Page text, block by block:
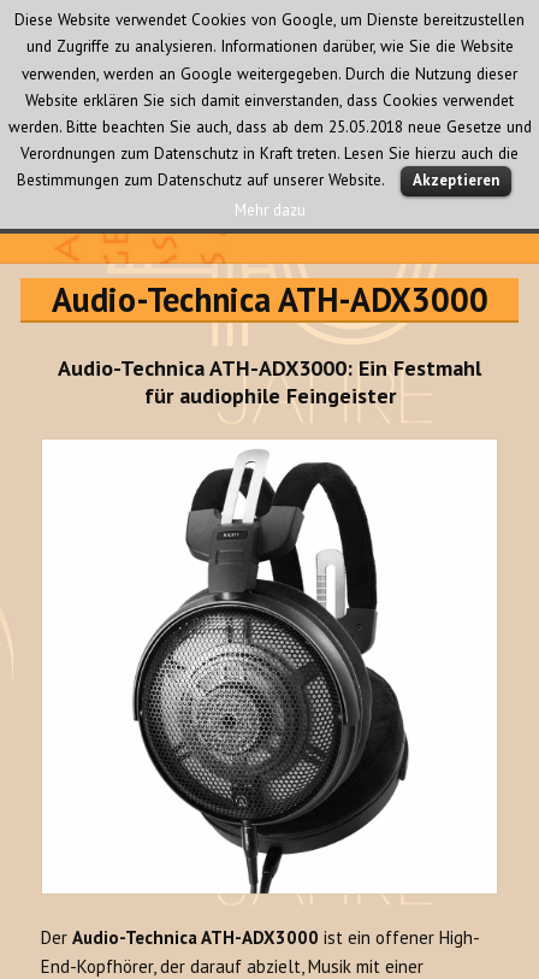
Audio Creativ
MENÜ
UND
Audio-Technica ATH-ADX3000
Audio-Technica ATH-ADX3000: Ein Festmahl
für audiophile Feingeister
DerAudio-Technica ATH-ADX3000 ist ein offener High-
End-Kopfhörer, der darauf abzielt, Musik mit einer
Diese Website verwendet Cookies von Google, um Dienste bereitzustellen
und Zugriffe zu analysieren. Informationen darüber, wie Sie die Website
verwenden, werden an Google weitergegeben. Durch die Nutzung dieser
Website erklären Sie sich damit einverstanden, dass Cookies verwendet
werden. Bitte beachten Sie auch, dass ab dem 25.05.2018 neue Gesetze und
Verordnungen zum Datenschutz in Kraft treten. Lesen Sie hierzu auch die
Bestimmungen zum Datenschutz auf unserer Website.
Akzeptieren
Mehr dazu